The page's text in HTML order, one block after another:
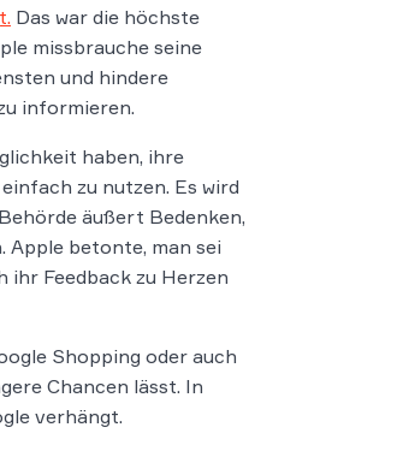
Das war die höchste
missbrauche seine
und hindere
informieren.
haben, ihre
zu nutzen. Es wird
äußert Bedenken,
Apple betonte, man sei
ihr Feedback zu Herzen
Shopping oder auch
Chancen lässt. In
verhängt.